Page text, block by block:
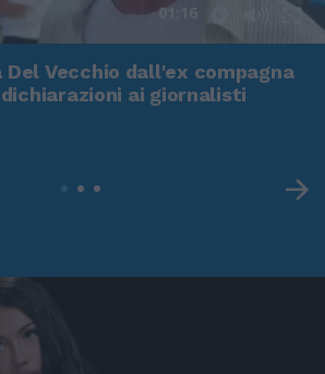
01:16
Del Vecchio dall'ex compagna
ai giornalisti